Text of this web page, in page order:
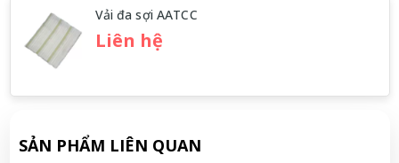
Vải đa sợi AATCC
Liên hệ
SẢN PHẨM LIÊN QUAN